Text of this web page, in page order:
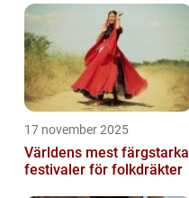
17 november 2025
Världens mest färgstarka
festivaler för folkdräkter